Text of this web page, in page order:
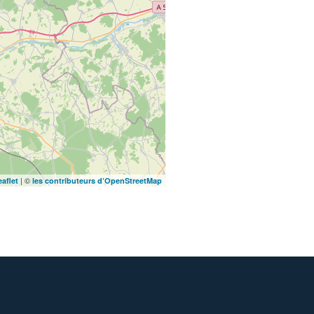
| © les contributeurs d’OpenStreetMap